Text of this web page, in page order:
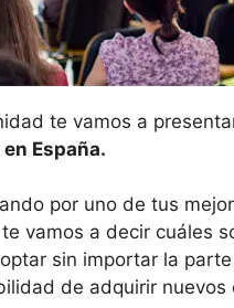
te vamos a
España.
por uno de tus
vamos a decir cuáles
sin importar la
de adquirir